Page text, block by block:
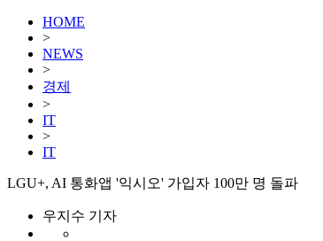
HOME
>
NEWS
>
경제
>
IT
>
IT
LGU+, AI 통화앱 '익시오' 가입자 100만 명 돌파
우지수 기자